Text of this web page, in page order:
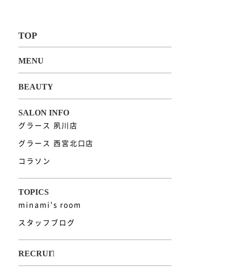
グラース 夙川店
グラース 西宮北口店
コラソン
minami's room
スタッフブログ